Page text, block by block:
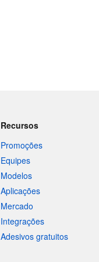
Recursos
Promoções
Equipes
Modelos
Aplicações
Mercado
Integrações
Adesivos gratuitos